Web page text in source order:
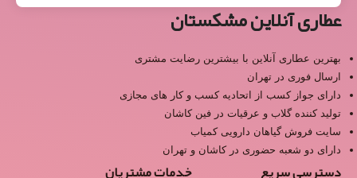
عطاری آنلاین مشکستان
بهترین عطاری آنلاین با بیشترین رضایت مشتری
ارسال فوری در تهران
دارای جواز کسب از اتحادیه کسب و کار های مجازی
تولید کننده گلاب و عرقیات در فین کاشان
سایت فروش گیاهان دارویی کمیاب
دارای دو شعبه حضوری در کاشان و تهران
دسترسی سریع خدمات مشتریان